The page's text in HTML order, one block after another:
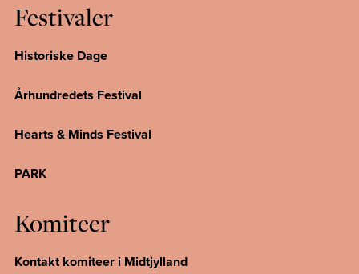
Festivaler
Historiske Dage
Århundredets Festival
Hearts & Minds Festival
PARK
Komiteer
Kontakt komiteer i Midtjylland